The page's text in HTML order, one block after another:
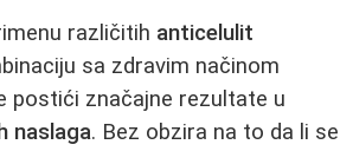
različitih anticelulit
sa zdravim načinom
postići značajne rezultate u
naslaga. Bez obzira na to da li se